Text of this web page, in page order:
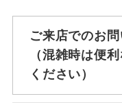
ご来店でのお
（混雑時は便
ください）